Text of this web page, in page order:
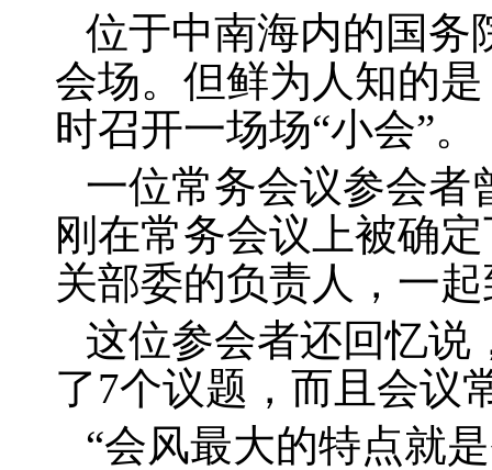
位于中南海内的国务
会场。但鲜为人知的
时召开一场场“小会”。
一位常务会议参会者
刚在常务会议上被确
关部委的负责人，一
这位参会者还回忆说
了7个议题，而且会议
“会风最大的特点就